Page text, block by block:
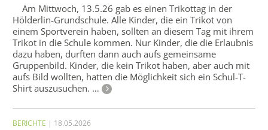
Am Mittwoch, 13.5.26 gab es einen Trikottag in der
Hölderlin-Grundschule. Alle Kinder, die ein Trikot von
einem Sportverein haben, sollten an diesem Tag mit ihrem
Trikot in die Schule kommen. Nur Kinder, die die Erlaubnis
dazu haben, durften dann auch aufs gemeinsame
Gruppenbild. Kinder, die kein Trikot haben, aber auch mit
aufs Bild wollten, hatten die Möglichkeit sich ein Schul-T-
Shirt auszusuchen. …
BERICHTE | 18.05.2026